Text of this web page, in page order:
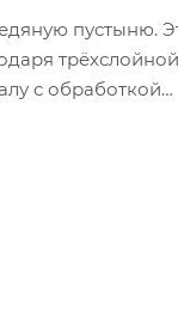
пустыню.
трёхслойной
с обработкой